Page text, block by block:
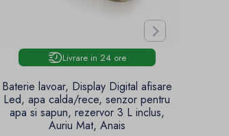
Livrare in 24 ore
Baterie lavoar, Display Digital afisare
Led, apa calda/rece, senzor pentru
apa si sapun, rezervor 3 L inclus,
Auriu Mat, Anais
